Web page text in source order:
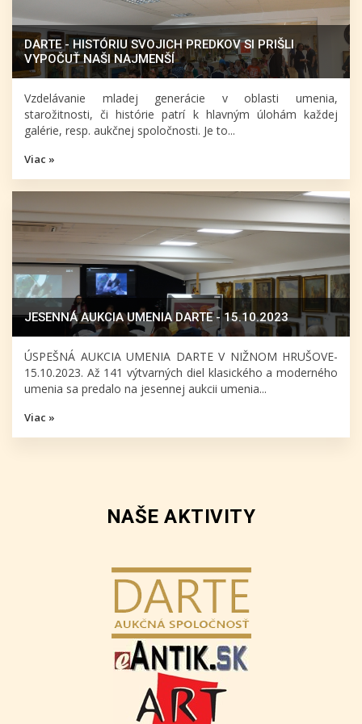
DARTE - HISTÓRIU SVOJICH PREDKOV SI PRIŠLI
VYPOČUŤ NAŠI NAJMENŠÍ
Vzdelávanie mladej generácie v oblasti umenia,
starožitnosti, či histórie patrí k hlavným úlohám každej
galérie, resp. aukčnej spoločnosti. Je to...
Viac »
JESENNÁ AUKCIA UMENIA DARTE - 15.10.2023
ÚSPEŠNÁ AUKCIA UMENIA DARTE V NIŽNOM HRUŠOVE-
15.10.2023. Až 141 výtvarných diel klasického a moderného
umenia sa predalo na jesennej aukcii umenia...
Viac »
NAŠE AKTIVITY